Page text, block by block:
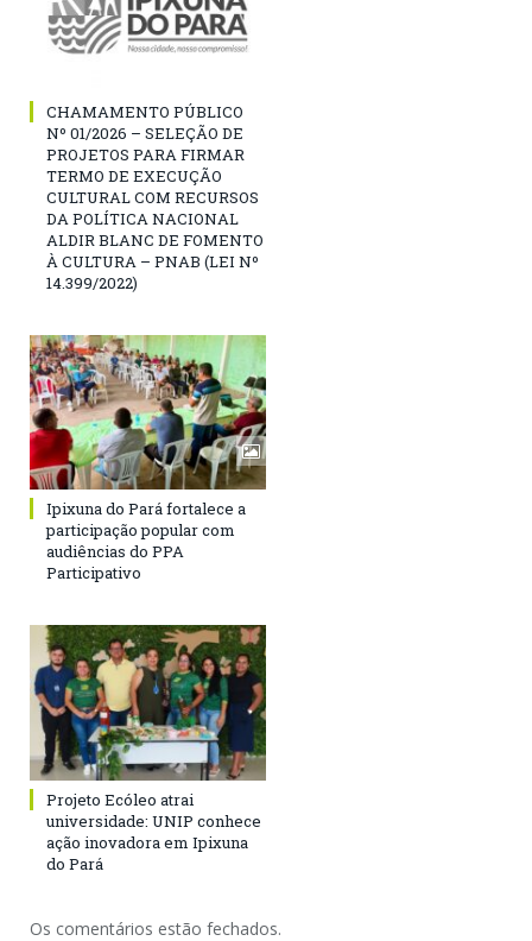
CHAMAMENTO PÚBLICO
Nº 01/2026 – SELEÇÃO DE
PROJETOS PARA FIRMAR
TERMO DE EXECUÇÃO
CULTURAL COM RECURSOS
DA POLÍTICA NACIONAL
ALDIR BLANC DE FOMENTO
À CULTURA – PNAB (LEI Nº
14.399/2022)
Ipixuna do Pará fortalece a
participação popular com
audiências do PPA
Participativo
Projeto Ecóleo atrai
universidade: UNIP conhece
ação inovadora em Ipixuna
do Pará
Os comentários estão fechados.